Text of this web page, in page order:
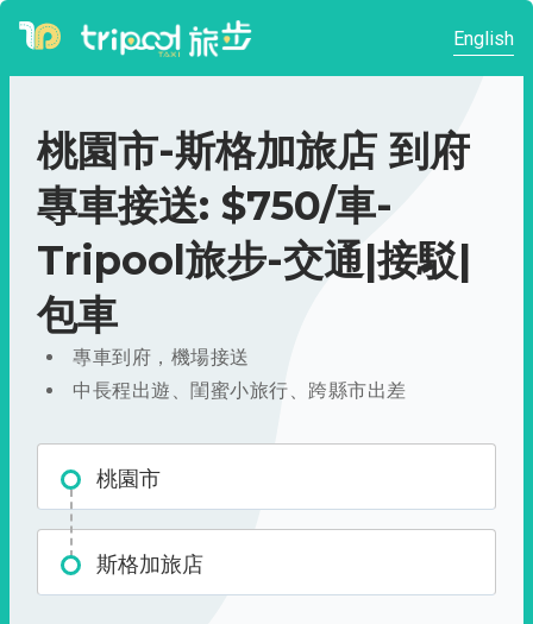
English
桃園市-斯格加旅店 到府
專車接送: $750/車-
Tripool旅步-交通|接駁|
包車
專車到府，機場接送
中長程出遊、閨蜜小旅行、跨縣市出差
桃園市
斯格加旅店